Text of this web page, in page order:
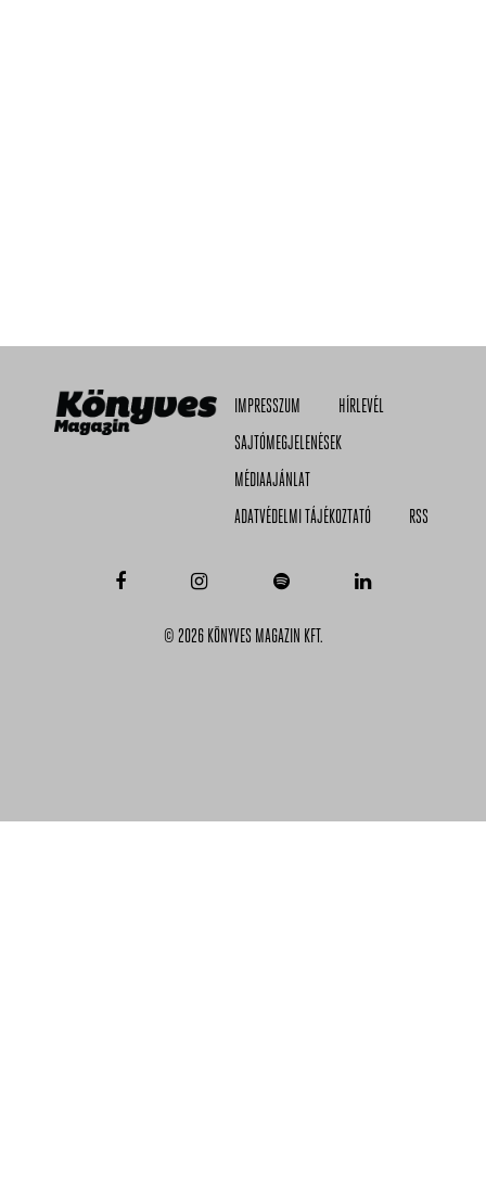
IMPRESSZUM
HÍRLEVÉL
SAJTÓMEGJELENÉSEK
MÉDIAAJÁNLAT
ADATVÉDELMI TÁJÉKOZTATÓ
RSS
© 2026 KÖNYVES MAGAZIN KFT.